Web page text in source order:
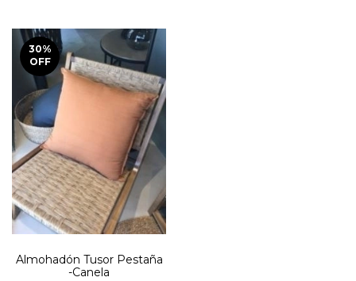
30%
OFF
Almohadón Tusor Pestaña
-Canela